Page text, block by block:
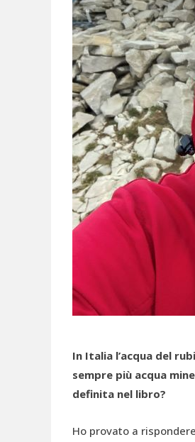
In Italia l’acqua del
sempre più acqua
definita nel libro?
Ho provato a